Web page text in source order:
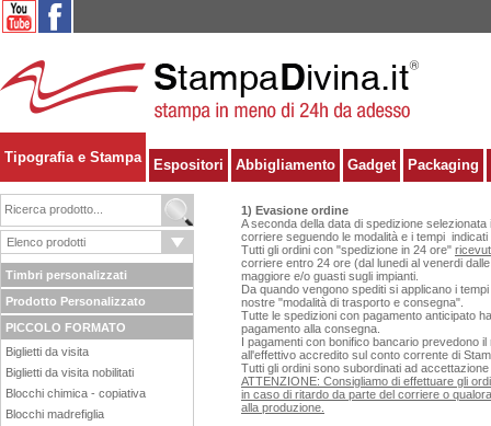
Tipografia e Stampa Espositori Abbigliamento Gadget Packaging
Timbri personalizzati
Prodotto Personalizzato
PICCOLO FORMATO
Biglietti da visita
Biglietti da visita nobilitati
Blocchi chimica - copiativa
Blocchi madrefiglia
1) Evasione ordine
A seconda della data di spedizione
corriere seguendo le modalità e i tempi indicati
Tutti gli ordini con "spedizione in 24 ore"
corriere entro 24 ore (dal lunedi al venerdi
maggiore e/o guasti sugli impianti.
Da quando vengono spediti si applicano i
nostre "modalità di trasporto e consegna".
Tutte le spedizioni con pagamento anticipato
pagamento alla consegna.
I pagamenti con bonifico bancario prevedono
all'effettivo accredito sul conto corrente di
Tutti gli ordini sono subordinati ad
ATTENZIONE: Consigliamo di effettuare gli
in caso di ritardo da parte del corriere o
alla produzione.